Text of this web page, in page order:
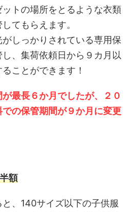
トの場所をとるような衣類
てもらえます。
しっかりされている専用保
、集荷依頼日から９カ月以
ことができます！
最長６か月でしたが、２０
の保管期間が９か月に変更
額
、140サイズ以下の子供服